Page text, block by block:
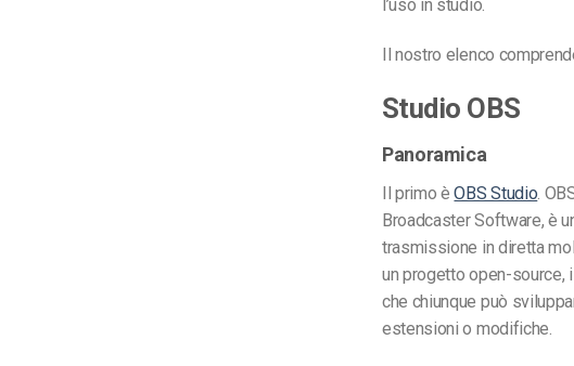
l’uso in studio.
Il nostro elenco
Studio OBS
Panoramica
Il primo èOBS Studio.
Broadcaster Software, è
trasmissione in diretta
un progetto open-source,
che chiunque può
estensioni o modifiche.